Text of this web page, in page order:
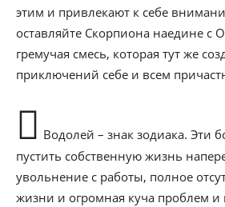
этим и привлекают к себе
оставляйте Скорпиона наедине с
гремучая смесь, которая тут же
приключений себе и всем
Водолей – знак зодиака. Эти
пустить собственную жизнь
увольнение с работы, полное
жизни и огромная куча проблем и